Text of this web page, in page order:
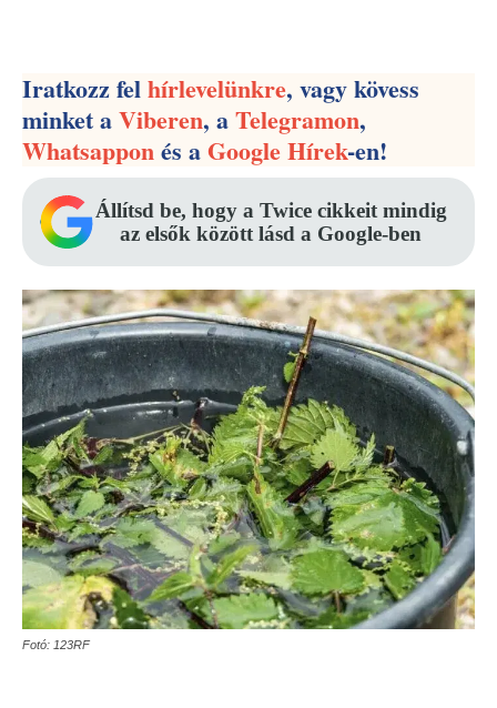
Iratkozz felhírlevelünkre, vagy kövess
minket aViberen, aTelegramon,
Whatsapponés aGoogle Hírek-en!
Állítsd be, hogy a Twice cikkeit mindig
az elsők között lásd a Google-ben
Fotó: 123RF